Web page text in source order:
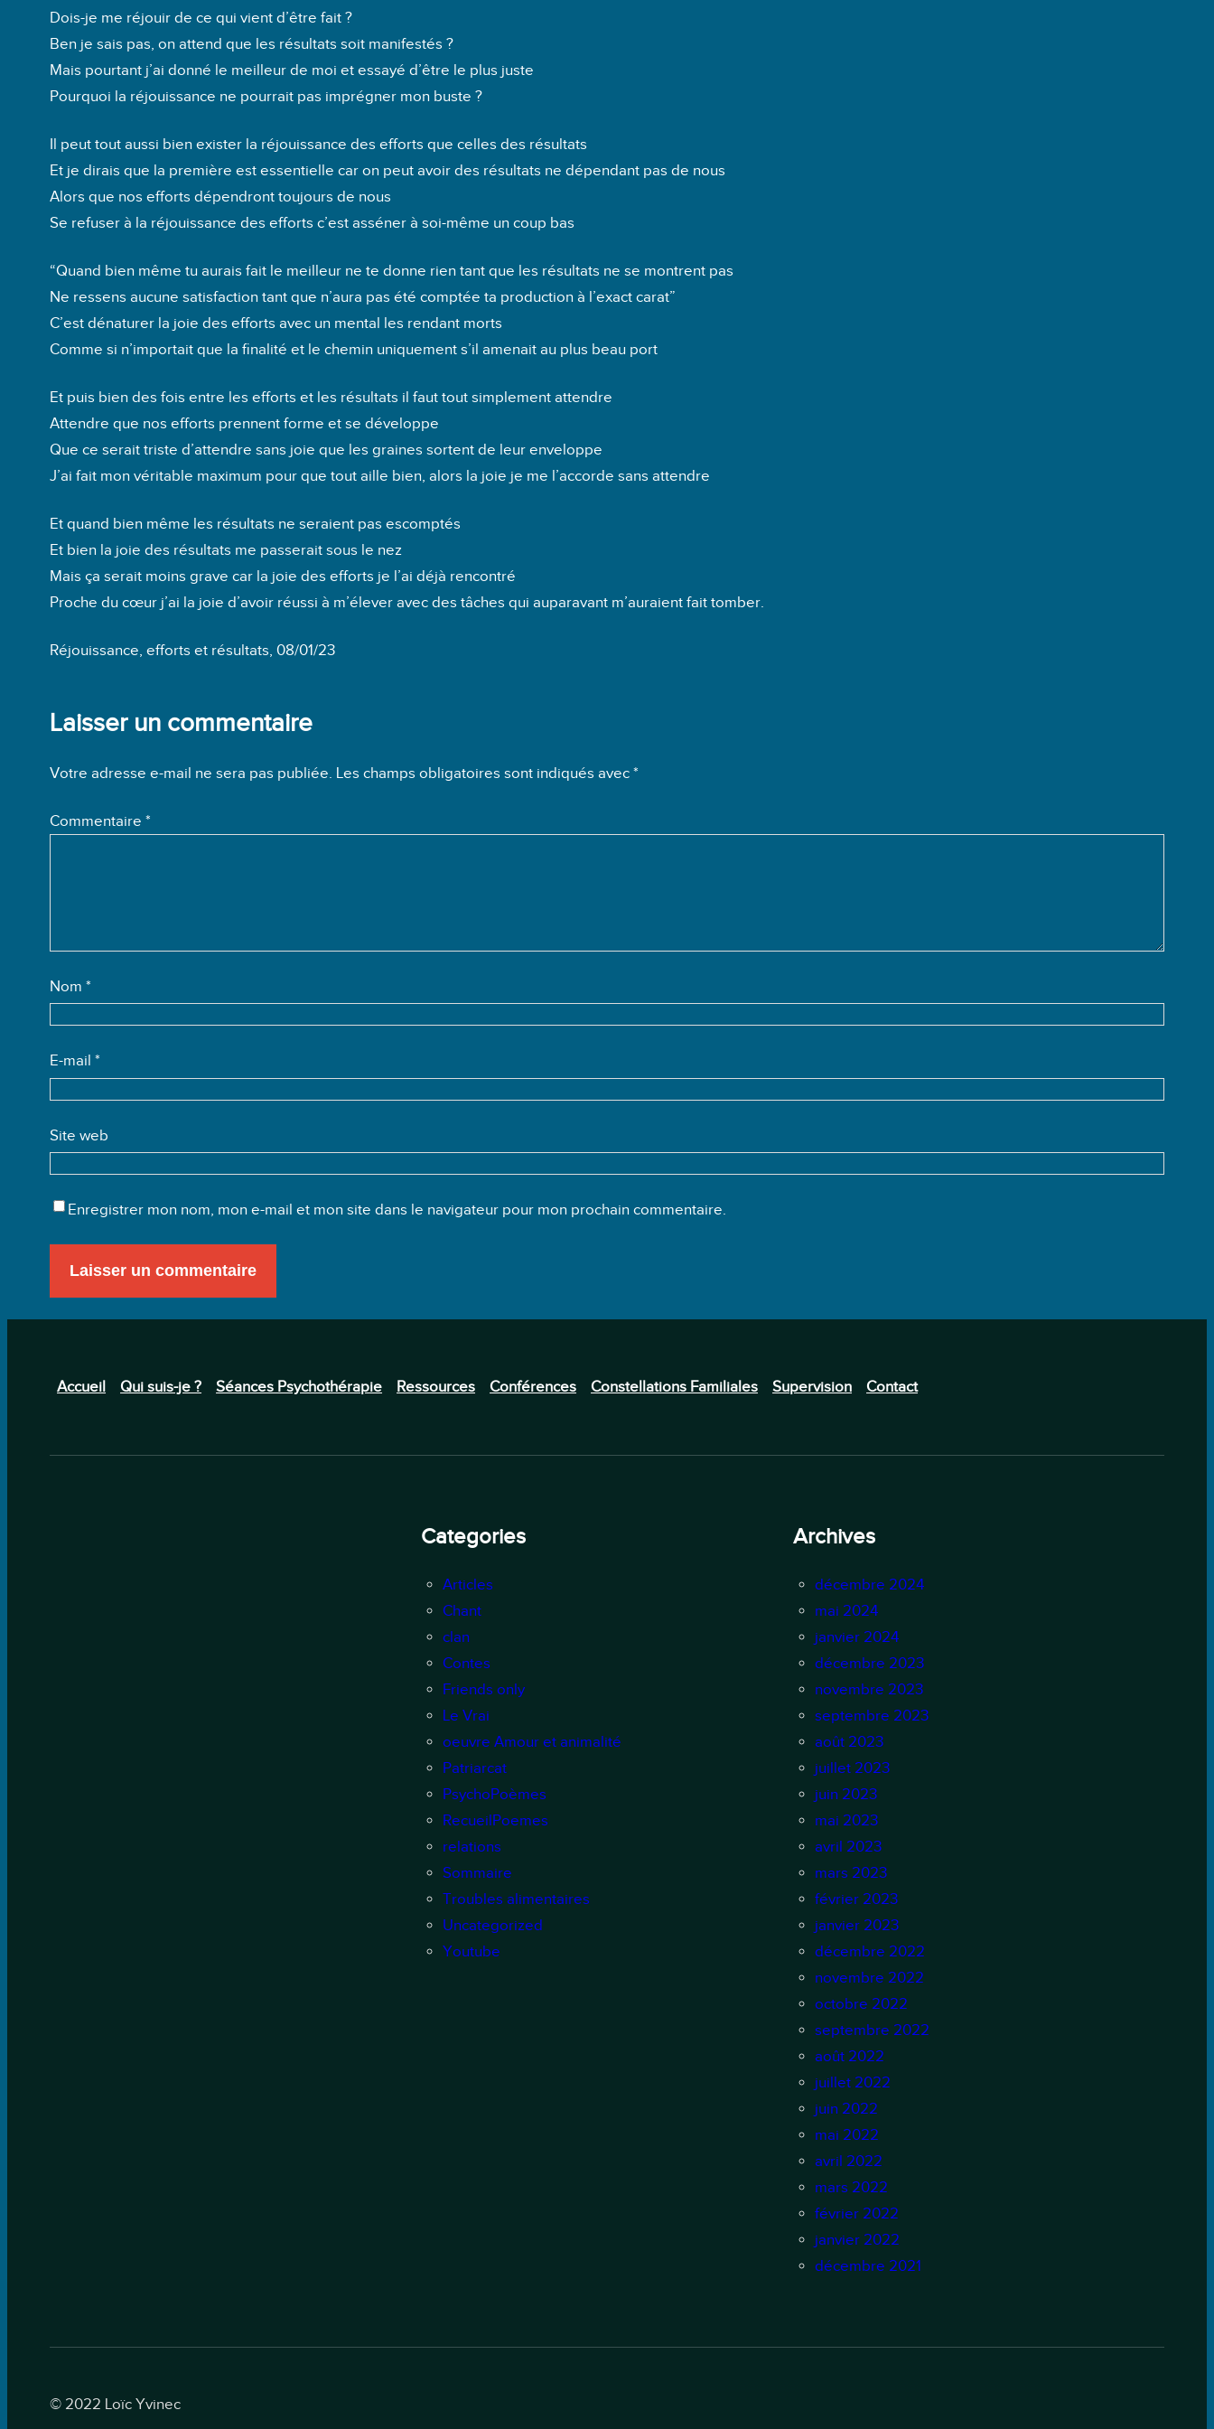
Dois-je me réjouir de ce qui vient d’être fait ?
Ben je sais pas, on attend que les résultats soit manifestés ?
Mais pourtant j’ai donné le meilleur de moi et essayé d’être le plus juste
Pourquoi la réjouissance ne pourrait pas imprégner mon buste ?
Il peut tout aussi bien exister la réjouissance des efforts que celles des résultats
Et je dirais que la première est essentielle car on peut avoir des résultats ne dépendant pas de nous
Alors que nos efforts dépendront toujours de nous
Se refuser à la réjouissance des efforts c’est asséner à soi-même un coup bas
“Quand bien même tu aurais fait le meilleur ne te donne rien tant que les résultats ne se montrent pas
Ne ressens aucune satisfaction tant que n’aura pas été comptée ta production à l’exact carat”
C’est dénaturer la joie des efforts avec un mental les rendant morts
Comme si n’importait que la finalité et le chemin uniquement s’il amenait au plus beau port
Et puis bien des fois entre les efforts et les résultats il faut tout simplement attendre
Attendre que nos efforts prennent forme et se développe
Que ce serait triste d’attendre sans joie que les graines sortent de leur enveloppe
J’ai fait mon véritable maximum pour que tout aille bien, alors la joie je me l’accorde sans attendre
Et quand bien même les résultats ne seraient pas escomptés
Et bien la joie des résultats me passerait sous le nez
Mais ça serait moins grave car la joie des efforts je l’ai déjà rencontré
Proche du cœur j’ai la joie d’avoir réussi à m’élever avec des tâches qui auparavant m’auraient fait tomber.
Réjouissance, efforts et résultats, 08/01/23
Laisser un commentaire
Votre adresse e-mail ne sera pas publiée. Les champs obligatoires sont indiqués avec*
Commentaire*
Nom*
E-mail*
Site web
Enregistrer mon nom, mon e-mail et mon site dans le navigateur pour mon prochain commentaire.
Accueil Qui suis-je ? Séances Psychothérapie Ressources Conférences Constellations Familiales Supervision Contact
Categories
Articles
Chant
clan
Contes
Friends only
Le Vrai
oeuvre Amour et animalité
Patriarcat
PsychoPoèmes
RecueilPoemes
relations
Sommaire
Troubles alimentaires
Uncategorized
Youtube
Archives
décembre 2024
mai 2024
janvier 2024
décembre 2023
novembre 2023
septembre 2023
août 2023
juillet 2023
juin 2023
mai 2023
avril 2023
mars 2023
février 2023
janvier 2023
décembre 2022
novembre 2022
octobre 2022
septembre 2022
août 2022
juillet 2022
juin 2022
mai 2022
avril 2022
mars 2022
février 2022
janvier 2022
décembre 2021
© 2022 Loïc Yvinec